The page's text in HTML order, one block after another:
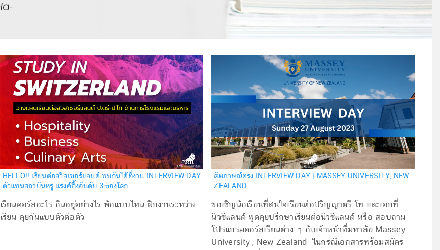
HELLO!! เรียนต่อสวิสเซอร์แลนด์ พบกันได้ที่งาน INTERVIEW DAY
ตัวแทนสถาบันหรู แรงค์กิ้งอันดับ 3 ของโลก
เรียนคอร์สอะไร กินอยู่อย่างไร พักแบบไหน ฝึกงานระหว่าง
เรียน คุยกันแบบตัวต่อตัว
สัมภาษณ์ตรง INTERVIEW DAY | MASSEY UNIVERSITY, NEW
ZEALAND
ขอเชิญนักเรียนที่สนใจเรียนต่อปริญญาตรี โท และเอกที่
นิวซีแลนด์ พูดคุยปรึกษาเรียนต่อนิวซีแลนด์ หรือ สอบถาม
โปรแกรมคอร์สเรียนต่าง ๆ กับเจ้าหน้าที่มหาลัย Massey
University , New Zealand ในกรณีเอกสารพร้อมสมัคร